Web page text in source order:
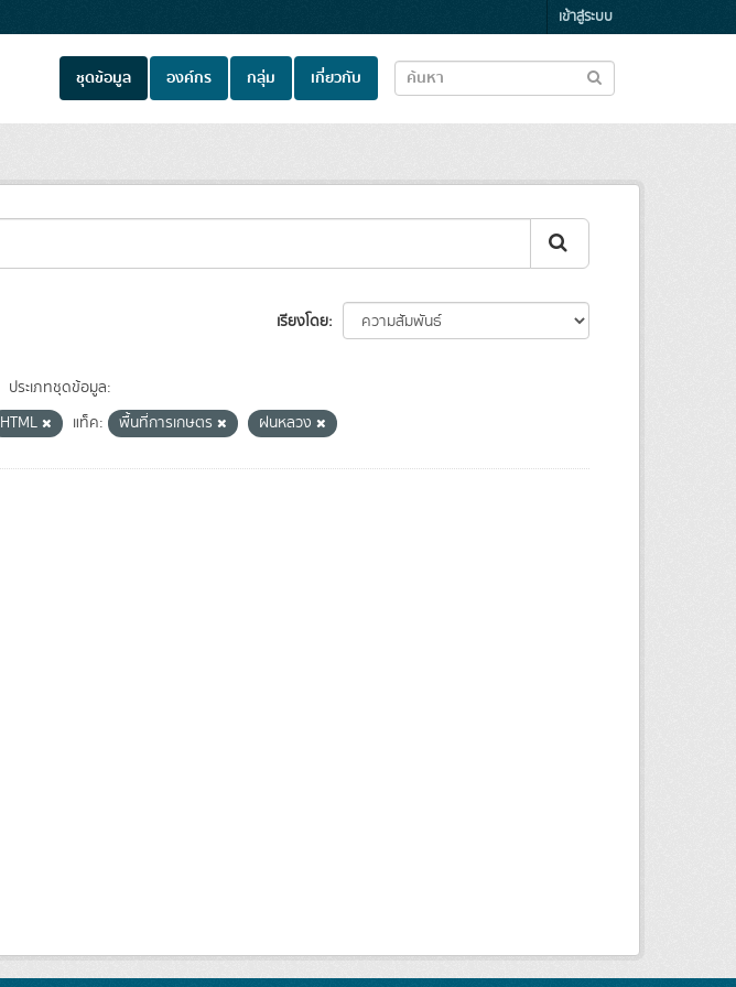
เข้าสู่ระบบ
ชุดข้อมูล องค์กร กลุ่ม เกี่ยวกับ
เรียงโดย
ประเภทชุดข้อมูล:
HTML แท็ค: พื้นที่การเกษตร ฝนหลวง